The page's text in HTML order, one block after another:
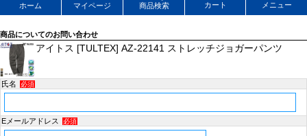
ホーム マイページ 商品検索 カート メニュー
商品についてのお問い合わせ
アイトス [TULTEX] AZ-22141 ストレッチジョガーパンツ
氏名 必須
Eメールアドレス 必須